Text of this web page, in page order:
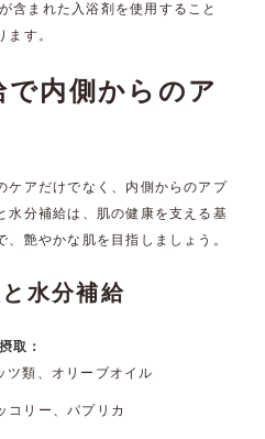
含まれた入浴剤を使用すること
す。
で内側からのア
ケアだけでなく、内側からのアプ
水分補給は、肌の健康を支える基
艶やかな肌を目指しましょう。
水分補給
取：
ツ類、オリーブオイル
コリー、パプリカ